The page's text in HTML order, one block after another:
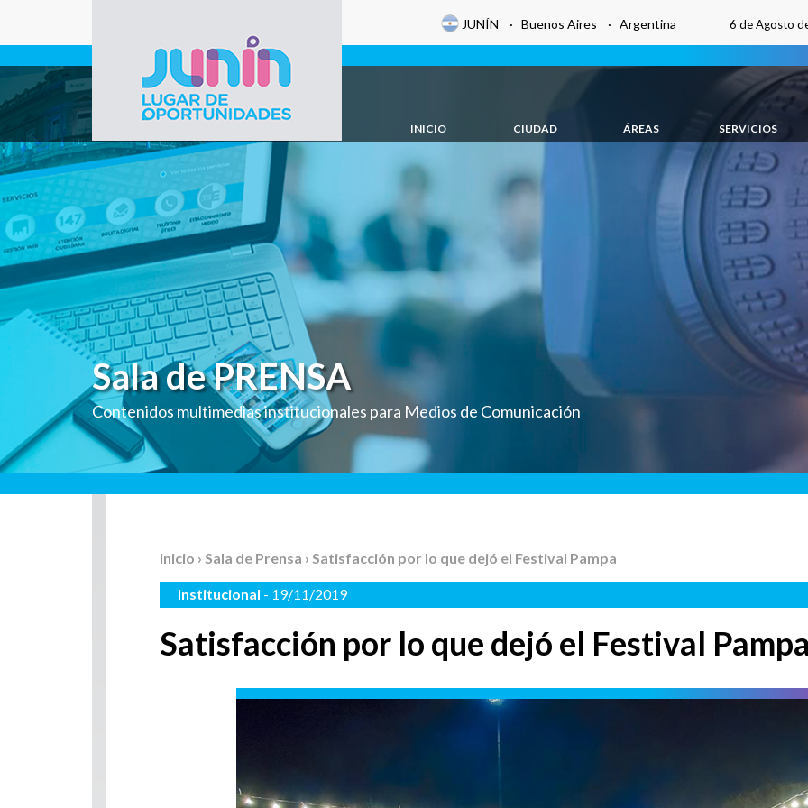
Gobierno de
Junín
JUNÍN · Buenos Aires · Argentina 6 de Agosto
INICIO CIUDAD ÁREAS SERVICIOS
Sala de PRENSA
Contenidos multimedias institucionales para Medios de Comunicación
Inicio › Sala de Prensa › Satisfacción por lo que dejó el Festival Pampa
Institucional - 19/11/2019
Satisfacción por lo que dejó el Festival